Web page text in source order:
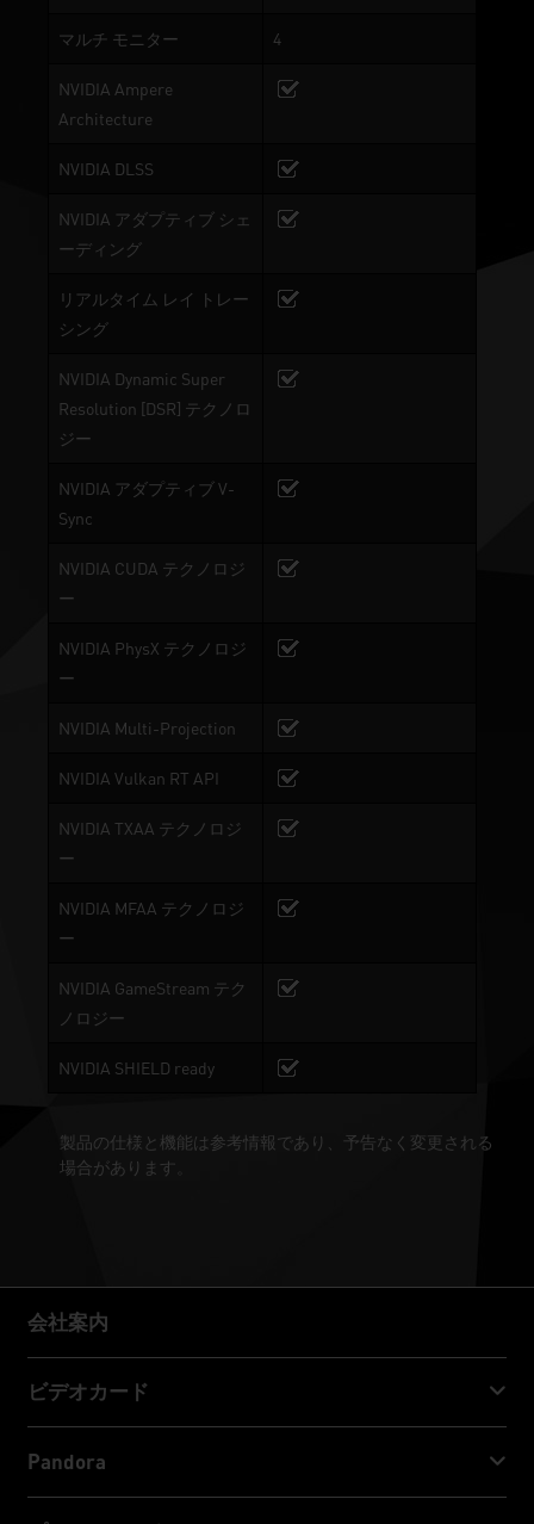
マルチ モニター 4
NVIDIA Ampere
Architecture
NVIDIA DLSS
NVIDIA アダプティブ シェ
ーディング
リアルタイム レイ トレー
シング
NVIDIA Dynamic Super
Resolution [DSR] テクノロ
ジー
NVIDIA アダプティブ V-
Sync
NVIDIA CUDA テクノロジ
ー
NVIDIA PhysX テクノロジ
ー
NVIDIA Multi-Projection
NVIDIA Vulkan RT API
NVIDIA TXAA テクノロジ
ー
NVIDIA MFAA テクノロジ
ー
NVIDIA GameStream テク
ノロジー
NVIDIA SHIELD ready
製品の仕様と機能は参考情報であり、予告なく変更される
場合があります。
会社案内
会社案内
ビデオカード
GeForce RTX™ 40 Series
Pandora
NVIDIA Jetson Orin™ NX Super